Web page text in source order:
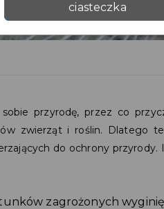
przyrodę, przez co
zwierząt i roślin. Dlatego
do ochrony przyrody.
zagrożonych
ciasteczka